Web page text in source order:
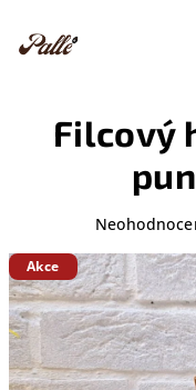
obsah
Filcový
produktu
je
0,0
z
5
hvězdiček.
Akce